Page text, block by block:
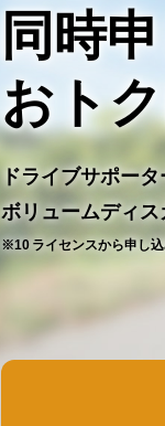
同時
おト
ドライブサポー
ボリュームディ
※10 ライセンスから申し込